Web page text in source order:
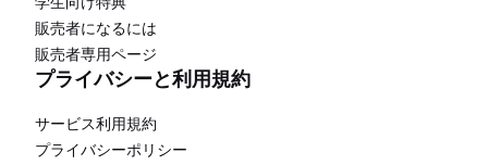
販売者になるには
販売者専用ページ
プライバシーと利用規約
サービス利用規約
プライバシーポリシー